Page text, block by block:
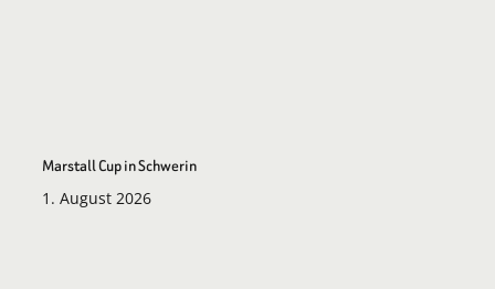
Marstall Cup in Schwerin
1. August 2026